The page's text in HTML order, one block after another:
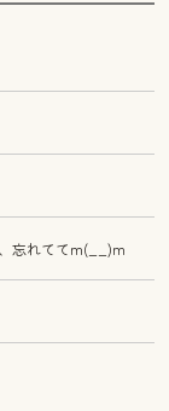
忘れててm(__)m